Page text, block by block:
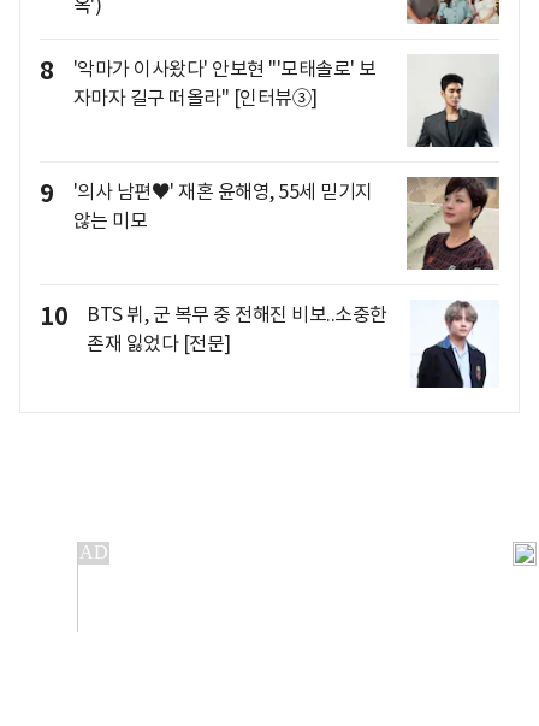
8
'악마가 이사왔다' 안보현 "'모태솔로' 보
자마자 길구 떠올라" [인터뷰③]
9
'의사 남편♥' 재혼 윤해영, 55세 믿기지
않는 미모
10
BTS 뷔, 군 복무 중 전해진 비보..소중한
존재 잃었다 [전문]